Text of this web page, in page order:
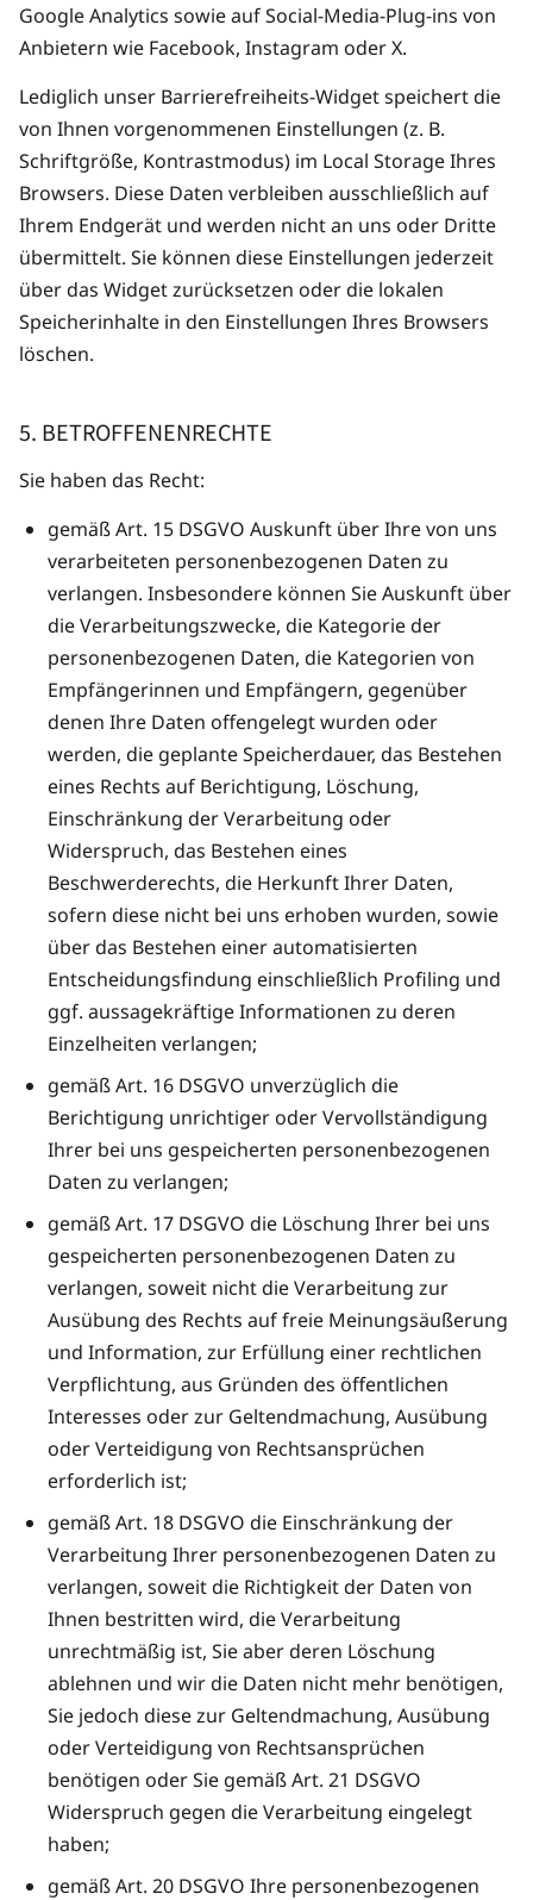
Google Analytics sowie auf Social-Media-Plug-ins von
Anbietern wie Facebook, Instagram oder X.
Lediglich unser Barrierefreiheits-Widget speichert die
von Ihnen vorgenommenen Einstellungen (z. B.
Schriftgröße, Kontrastmodus) im Local Storage Ihres
Browsers. Diese Daten verbleiben ausschließlich auf
Ihrem Endgerät und werden nicht an uns oder Dritte
übermittelt. Sie können diese Einstellungen jederzeit
über das Widget zurücksetzen oder die lokalen
Speicherinhalte in den Einstellungen Ihres Browsers
löschen.
5. BETROFFENENRECHTE
Sie haben das Recht:
gemäß Art. 15 DSGVO Auskunft über Ihre von uns
verarbeiteten personenbezogenen Daten zu
verlangen. Insbesondere können Sie Auskunft über
die Verarbeitungszwecke, die Kategorie der
personenbezogenen Daten, die Kategorien von
Empfängerinnen und Empfängern, gegenüber
denen Ihre Daten offengelegt wurden oder
werden, die geplante Speicherdauer, das Bestehen
eines Rechts auf Berichtigung, Löschung,
Einschränkung der Verarbeitung oder
Widerspruch, das Bestehen eines
Beschwerderechts, die Herkunft Ihrer Daten,
sofern diese nicht bei uns erhoben wurden, sowie
über das Bestehen einer automatisierten
Entscheidungsfindung einschließlich Profiling und
ggf. aussagekräftige Informationen zu deren
Einzelheiten verlangen;
gemäß Art. 16 DSGVO unverzüglich die
Berichtigung unrichtiger oder Vervollständigung
Ihrer bei uns gespeicherten personenbezogenen
Daten zu verlangen;
gemäß Art. 17 DSGVO die Löschung Ihrer bei uns
gespeicherten personenbezogenen Daten zu
verlangen, soweit nicht die Verarbeitung zur
Ausübung des Rechts auf freie Meinungsäußerung
und Information, zur Erfüllung einer rechtlichen
Verpflichtung, aus Gründen des öffentlichen
Interesses oder zur Geltendmachung, Ausübung
oder Verteidigung von Rechtsansprüchen
erforderlich ist;
gemäß Art. 18 DSGVO die Einschränkung der
Verarbeitung Ihrer personenbezogenen Daten zu
verlangen, soweit die Richtigkeit der Daten von
Ihnen bestritten wird, die Verarbeitung
unrechtmäßig ist, Sie aber deren Löschung
ablehnen und wir die Daten nicht mehr benötigen,
Sie jedoch diese zur Geltendmachung, Ausübung
oder Verteidigung von Rechtsansprüchen
benötigen oder Sie gemäß Art. 21 DSGVO
Widerspruch gegen die Verarbeitung eingelegt
haben;
gemäß Art. 20 DSGVO Ihre personenbezogenen